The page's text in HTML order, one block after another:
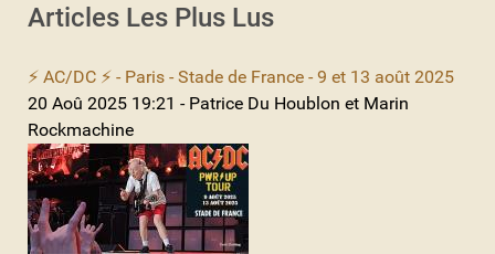
Articles Les Plus Lus
⚡ AC/DC ⚡ - Paris - Stade de France - 9 et 13 août 2025
20 Aoû 2025 19:21 - Patrice Du Houblon et Marin
Rockmachine